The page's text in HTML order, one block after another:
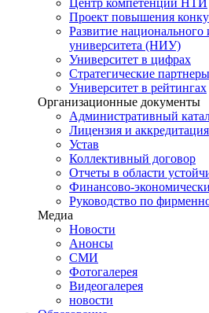
Проект повышения
Развитие национального
университета (НИУ)
Университет в цифрах
Стратегические партнеры
Университет в рейтингах
Организационные документы
Административный
Лицензия и аккредитация
Устав
Коллективный договор
Отчеты в области
Финансово-
Руководство по
Медиа
Новости
Анонсы
СМИ
Фотогалерея
Видеогалерея
новости